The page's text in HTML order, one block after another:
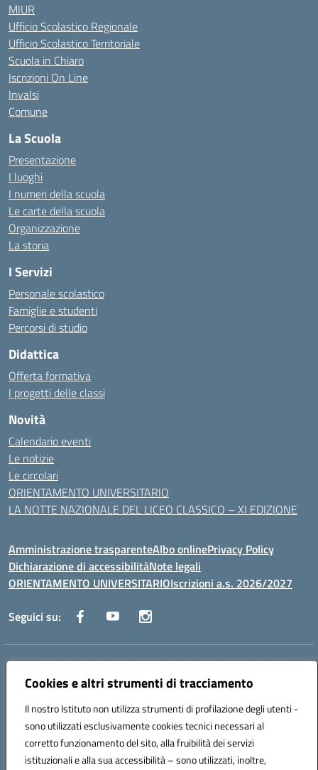
Cookies e altri strumenti di tracciamento
Il nostro Istituto non utilizza strumenti di profilazione degli utenti -
sono utilizzati esclusivamente cookies tecnici necessari al
corretto funzionamento del sito, alla fruibilità dei servizi
istituzionali e alla sua accessibilità – sono utilizzati, inoltre,
MIUR
Ufficio Scolastico Regionale
Ufficio Scolastico Territoriale
Scuola in Chiaro
Iscrizioni On Line
Invalsi
Comune
La Scuola
Presentazione
I luoghi
I numeri della scuola
Le carte della scuola
Organizzazione
La storia
I Servizi
Personale scolastico
Famiglie e studenti
Percorsi di studio
Didattica
Offerta formativa
I progetti delle classi
Novità
Calendario eventi
Le notizie
Le circolari
ORIENTAMENTO UNIVERSITARIO
LA NOTTE NAZIONALE DEL LICEO CLASSICO – XI EDIZIONE
Amministrazione trasparenteAlbo onlinePrivacy Policy
Dichiarazione di accessibilitàNote legali
ORIENTAMENTO UNIVERSITARIOIscrizioni a.s. 2026/2027
Seguici su:
Indirizzo:
Centralino:0882 331218 Email:fgps210002@istruzione.it
Codice fiscale: 93071630714
Codice meccanografico:
FGPS210002
Codice unico di fatturazione (CUF): UF7W9K